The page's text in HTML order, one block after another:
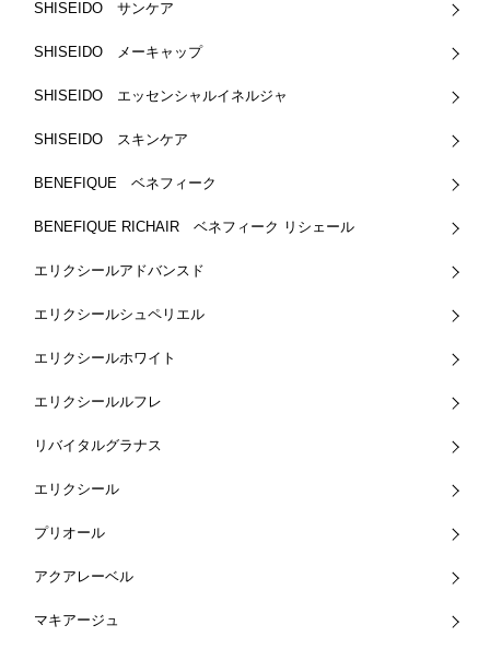
SHISEIDO サンケア
SHISEIDO メーキャップ
SHISEIDO エッセンシャルイネルジャ
SHISEIDO スキンケア
BENEFIQUE ベネフィーク
BENEFIQUE RICHAIR ベネフィーク リシェール
エリクシールアドバンスド
エリクシールシュペリエル
エリクシールホワイト
エリクシールルフレ
リバイタルグラナス
エリクシール
プリオール
アクアレーベル
マキアージュ